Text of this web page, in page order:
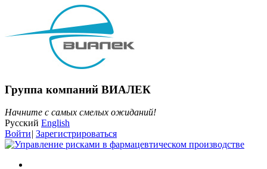
Группа компаний ВИАЛЕК
Начните с самых смелых ожиданий!
Русский English
Войти| Зарегистрироваться